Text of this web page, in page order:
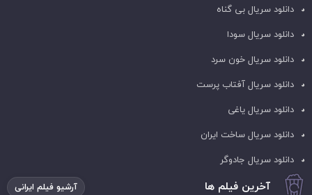
دانلود سریال بی گناه
دانلود سریال سودا
دانلود سریال خون سرد
دانلود سریال آفتاب پرست
دانلود سریال یاغی
دانلود سریال ساخت ایران
دانلود سریال جادوگر
آخرین فیلم ها آرشیو فیلم ایرانی